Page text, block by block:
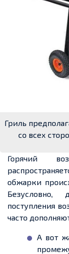
Гриль
со всех
Горячий
обжарки
Безусловно,
поступления
часто
А вот